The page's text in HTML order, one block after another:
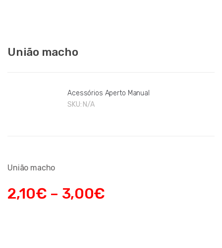
União macho
Acessórios Aperto Manual
SKU: N/A
União macho
2,10€ – 3,00€